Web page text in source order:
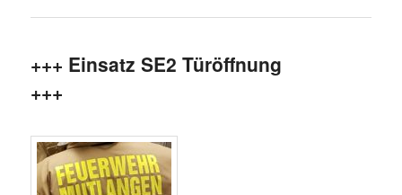
+++ Einsatz SE2 Türöffnung
+++